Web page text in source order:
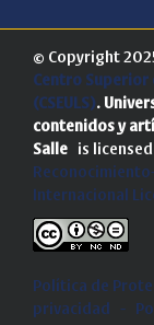
© Copyright
Centro Superior
(CSEULS).
contenidos y
Salle is
Internacional
Política de
privacidad
-